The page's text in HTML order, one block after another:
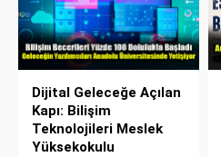
Dijital Geleceğe Açılan
Kapı: Bilişim
Teknolojileri Meslek
Yüksekokulu